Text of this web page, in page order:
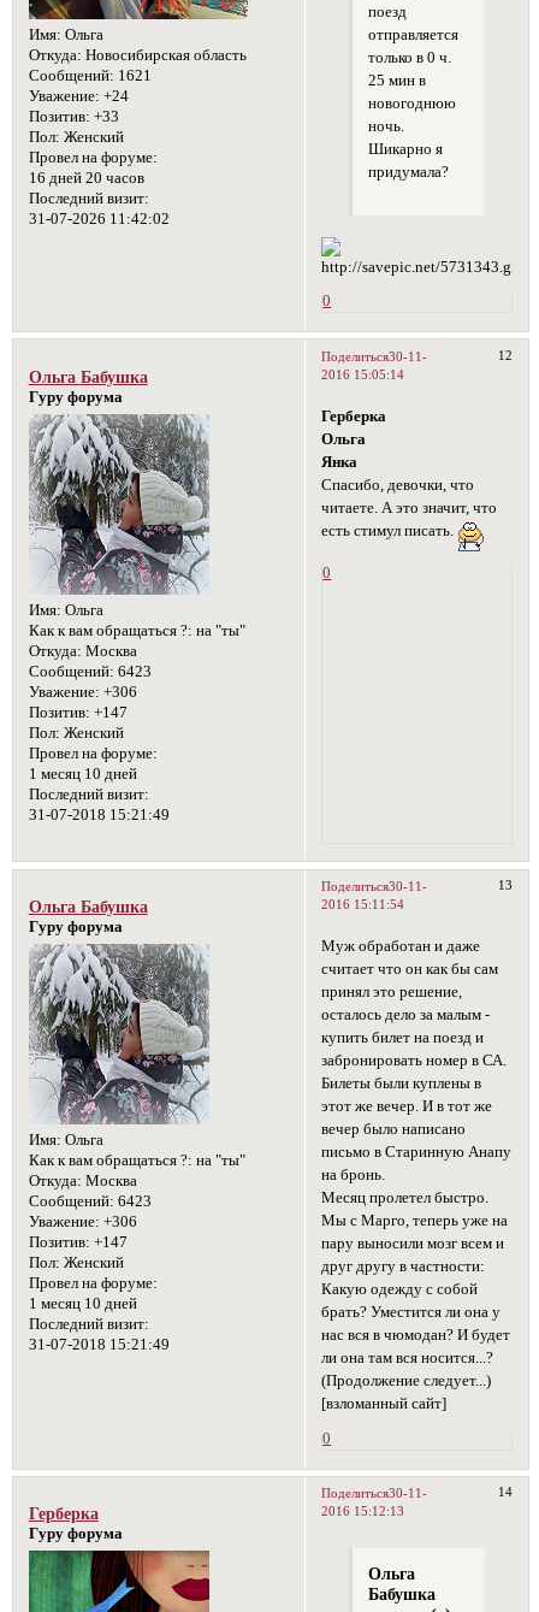
Имя: Ольга
Откуда: Новосибирская область
Сообщений: 1621
Уважение: +24
Позитив: +33
Пол: Женский
Провел на форуме:
16 дней 20 часов
Последний визит:
31-07-2026 11:42:02
поезд
отправляется
только в 0 ч.
25 мин в
новогоднюю
ночь.
Шикарно я
придумала?
0
Поделиться 12
30-11-
2016 15:05:14
Ольга Бабушка
Гуру форума
Имя: Ольга
Как к вам обращаться ?: на "ты"
Откуда: Москва
Сообщений: 6423
Уважение: +306
Позитив: +147
Пол: Женский
Провел на форуме:
1 месяц 10 дней
Последний визит:
31-07-2018 15:21:49
Герберка
Ольга
Янка
Спасибо, девочки, что
читаете. А это значит, что
есть стимул писать.
0
Поделиться 13
30-11-
2016 15:11:54
Ольга Бабушка
Гуру форума
Имя: Ольга
Как к вам обращаться ?: на "ты"
Откуда: Москва
Сообщений: 6423
Уважение: +306
Позитив: +147
Пол: Женский
Провел на форуме:
1 месяц 10 дней
Последний визит:
31-07-2018 15:21:49
Муж обработан и даже
считает что он как бы сам
принял это решение,
осталось дело за малым -
купить билет на поезд и
забронировать номер в СА.
Билеты были куплены в
этот же вечер. И в тот же
вечер было написано
письмо в Старинную Анапу
на бронь.
Месяц пролетел быстро.
Мы с Марго, теперь уже на
пару выносили мозг всем и
друг другу в частности:
Какую одежду с собой
брать? Уместится ли она у
нас вся в чюмодан? И будет
ли она там вся носится...?
(Продолжение следует...)
[взломанный сайт]
0
Поделиться 14
30-11-
2016 15:12:13
Герберка
Гуру форума
Ольга
Бабушка